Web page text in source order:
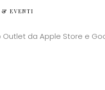
& EVENTI
Outlet da Apple Store e